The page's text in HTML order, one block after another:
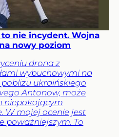
nie incydent. Wojna
nowy poziom
drona z
wybuchowymi na
ukraińskiego
Antonow, może
niepokojącym
W mojej ocenie jest
poważniejszym. To